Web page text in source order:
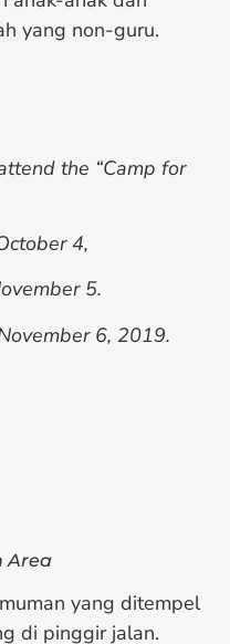
yang non-guru.
the “Camp for
4,
5.
6, 2019.
Area
yang ditempel
di pinggir jalan.